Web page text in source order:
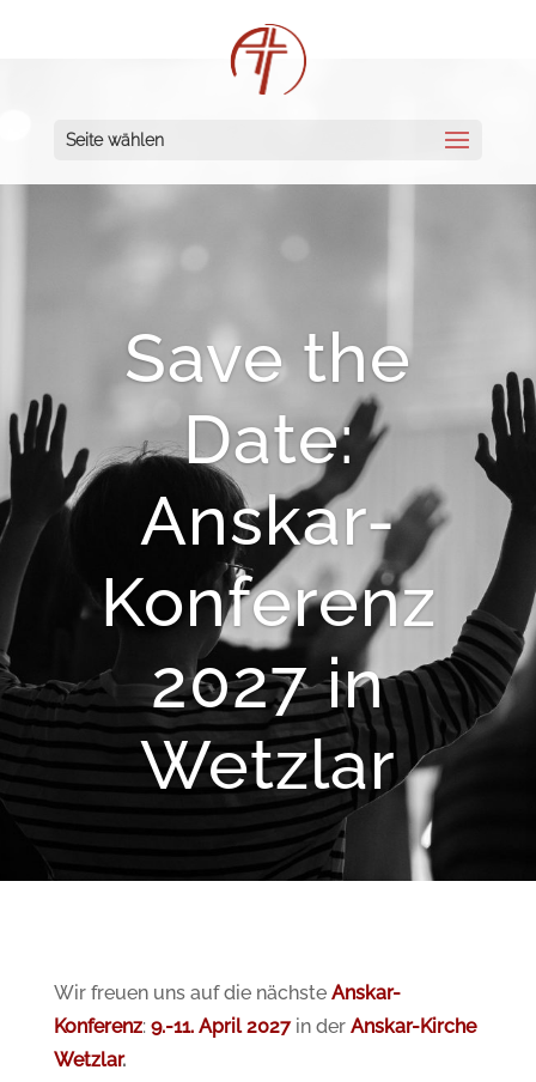
Seite wählen
Save the
Date:
Anskar-
Konferenz
2027 in
Wetzlar
Wir freuen uns auf die nächste Anskar-
Konferenz: 9.-11. April 2027in der Anskar-Kirche
Wetzlar.